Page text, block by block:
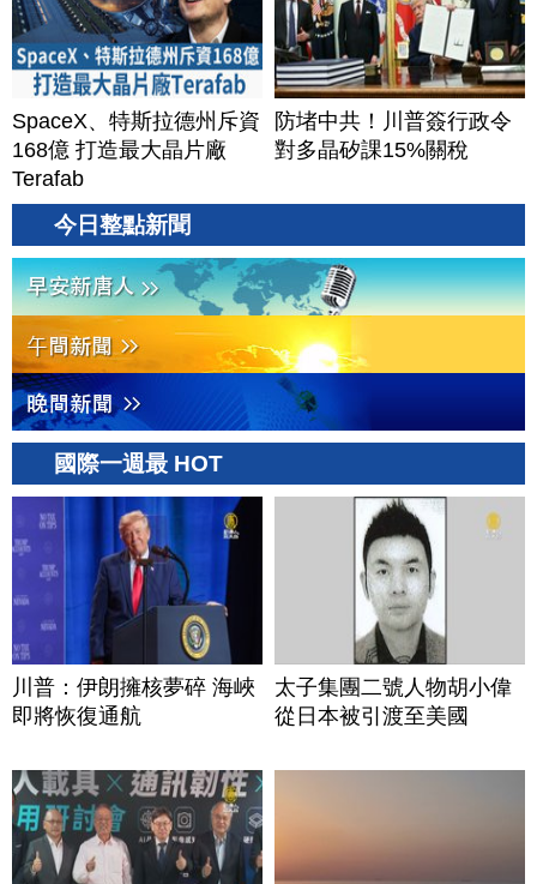
SpaceX、特斯拉德州斥資
168億 打造最大晶片廠
Terafab
防堵中共！川普簽行政令
對多晶矽課15%關稅
今日整點新聞
國際一週最 HOT
川普：伊朗擁核夢碎 海峽
即將恢復通航
太子集團二號人物胡小偉
從日本被引渡至美國